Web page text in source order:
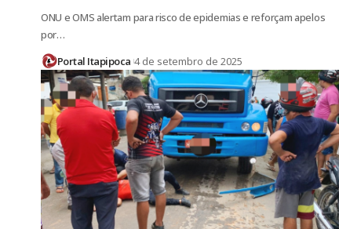
ONU e OMS alertam para risco de epidemias e reforçam apelos
por…
Portal Itapipoca 4 de setembro de 2025